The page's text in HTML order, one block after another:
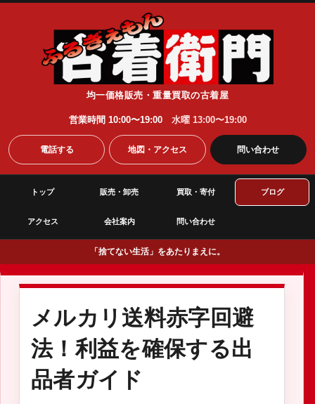
均一価格販売・重量買取の古着屋
営業時間 10:00〜19:00 水曜 13:00〜19:00
電話する 地図・アクセス 問い合わせ
トップ 販売・卸売 買取・寄付 ブログ
アクセス 会社案内 問い合わせ
「捨てない生活」をあたりまえに。
メルカリ送料赤字回避
法！利益を確保する出
品者ガイド